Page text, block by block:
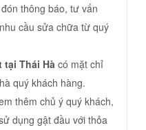
thông báo, tư vấn
cầu sửa chữa từ quý
tại Thái Hà có mặt chỉ
quý khách hàng.
thêm chủ ý quý khách,
dụng gật đầu với thỏa